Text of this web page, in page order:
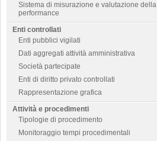
Sistema di misurazione e valutazione della
performance
Enti controllati
Enti pubblici vigilati
Dati aggregati attività amministrativa
Società partecipate
Enti di diritto privato controllati
Rappresentazione grafica
Attività e procedimenti
Tipologie di procedimento
Monitoraggio tempi procedimentali